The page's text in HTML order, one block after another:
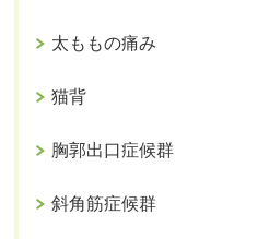
太ももの痛み
猫背
胸郭出口症候群
斜角筋症候群